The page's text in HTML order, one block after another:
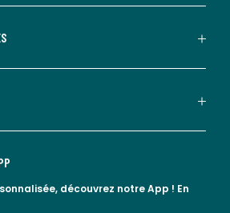
découvrez notre App ! En